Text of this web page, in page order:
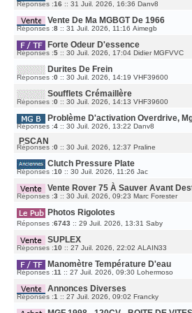
S
A
G
E
E
M
E
S
G
E
Réponses :16 :: 31 Juil. 2026, 16:36 D
E
N
I
E
M
E
S
E
Danv8
Vente De Ma MGBGT De 1966
Réponses :8 :: 31 Juil. 2026, 11:16 D
E
N
I
E
S
E
Aimegb
Forte Odeur D'essence
Réponses :5 :: 30 Juil. 2026, 17:04 D
E
I
E
S
G
E
Didier MGFVVC
Durites De Frein
Réponses :0 :: 30 Juil. 2026, 14:19 D
E
I
E
M
E
S
G
E
VHF39600
Soufflets Crémaillère
Réponses :0 :: 30 Juil. 2026, 14:13 D
E
N
I
E
E
S
A
G
E
VHF39600
Problème D'activation Overdrive,
Réponses :4 :: 30 Juil. 2026, 13:22 D
E
M
E
S
A
G
E
Danv8
PSCAN
Réponses :0 :: 30 Juil. 2026, 12:37 D
E
N
I
E
M
E
S
Praline
Clutch Pressure Plate
Réponses :10 :: 30 Juil. 2026, 11:26 D
E
N
I
E
S
S
Jac
Vente Rover 75 À Sauver Avant
Réponses :3 :: 30 Juil. 2026, 09:23 D
E
E
S
S
G
E
Marc Forester
Photos Rigolotes
Réponses :6743 :: 29 Juil. 2026, 13:31 D
E
E
M
E
S
E
Saby
SUPLEX
Réponses :10 :: 27 Juil. 2026, 22:02 D
E
N
I
E
S
A
ALAIN33
Manomètre Température D'eau
Réponses :11 :: 27 Juil. 2026, 09:30 D
E
I
E
M
Lohermoso
Annonces Diverses
Réponses :1 :: 27 Juil. 2026, 09:02 D
E
Francky